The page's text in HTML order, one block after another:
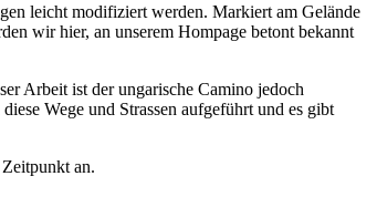
leicht modifiziert werden. Markiert am Gelände
wir hier, an unserem Hompage betont bekannt
Arbeit ist der ungarische Camino jedoch
Wege und Strassen aufgeführt und es gibt
an.